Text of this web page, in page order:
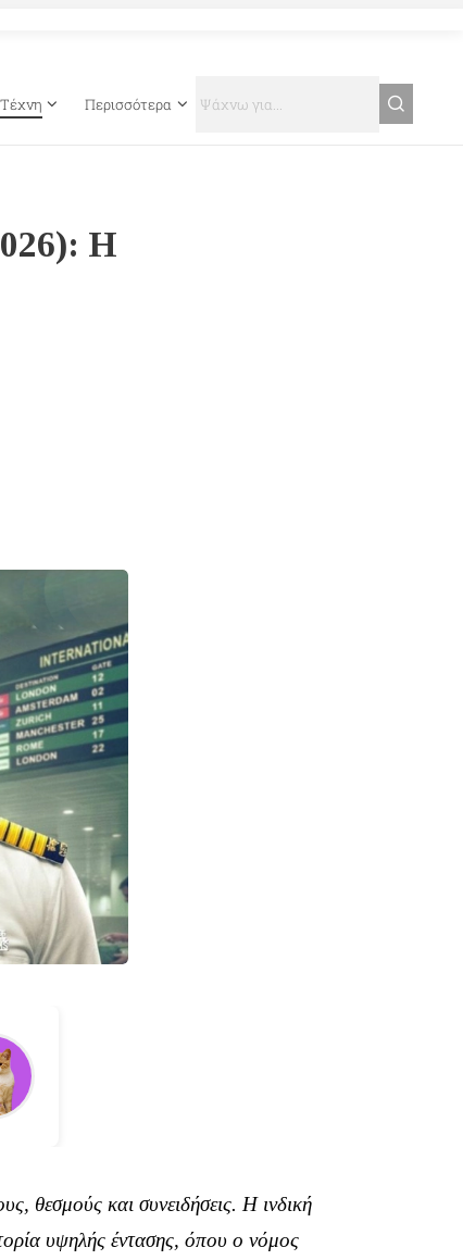
Περισσότερα
H
θεσμούς και συνειδήσεις. Η ινδική
υψηλής έντασης, όπου ο νόμος